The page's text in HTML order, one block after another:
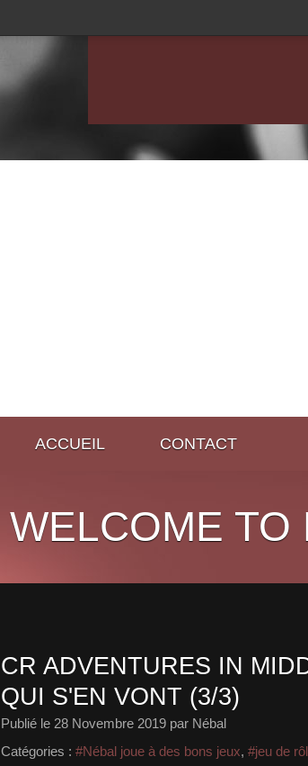
ACCUEIL CONTACT
WELCOME TO
CR ADVENTURES IN
QUI S'EN VONT (3/3)
Publié le 28 Novembre 2019 par Nébal
Catégories : #Nébal joue à des bons jeux, #jeu de